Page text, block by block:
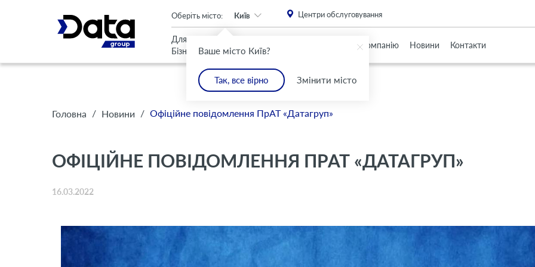
Ваше місто Київ?
Так, все вірно Змінити місто
Оберіть місто: Київ Центри обслуговування
Для
Бізнесу
Дому
Про Компанію Новини Контакти
Головна / Новини / Офіційне повідомлення ПрАТ «Датагруп»
ОФІЦІЙНЕ ПОВІДОМЛЕННЯ ПРАТ «ДАТАГРУП»
16.03.2022
An important update (Chrome 143) is available for your browser. Please install this critical browser update